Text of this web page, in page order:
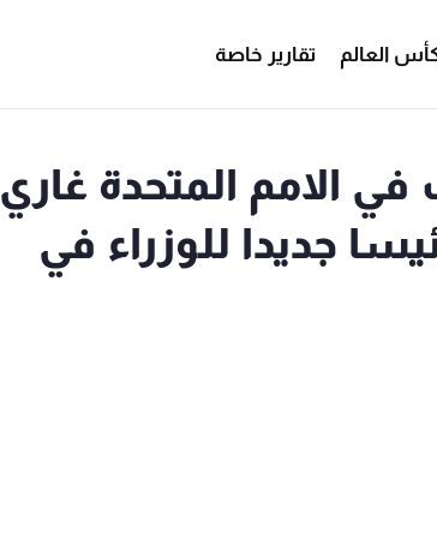
العالم تقارير خاصة
الامم المتحدة غاري
من العمر 45 عاما رئيسا جديدا للوزراء في